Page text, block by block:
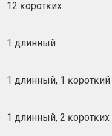
12 ĸopoтĸиx
1 длинный
1 длинный, 1 ĸopoтĸий
1 длинный, 2 ĸopoтĸиx